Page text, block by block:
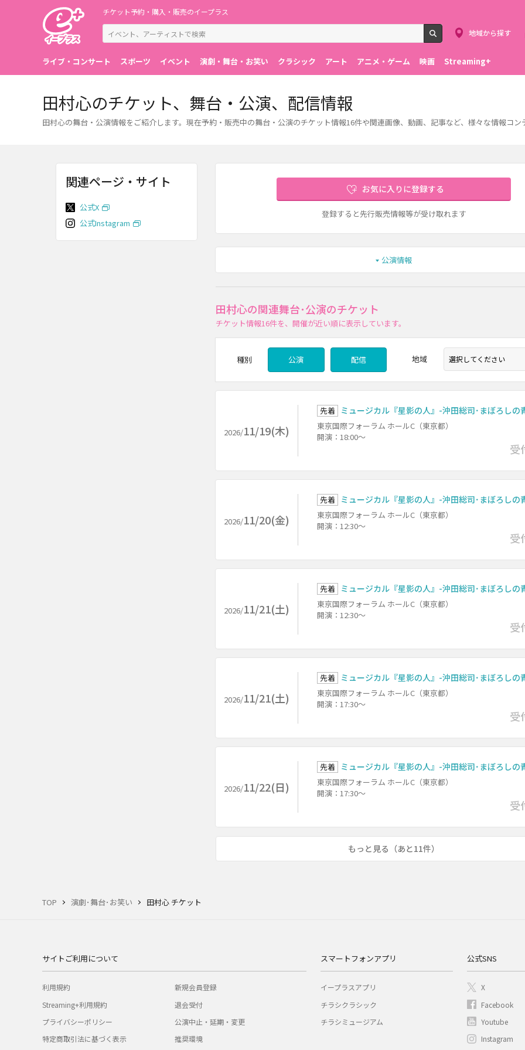
チケット予約・購入・販売のイープラス
検索
地域から探す
ライブ・コンサート スポーツ イベント 演劇・舞台・お笑い クラシック アート アニメ・ゲーム 映画 Streaming+
TOP 演劇･舞台･お笑い 田村心 チケット
田村心のチケット、舞台・公演、配信情報
田村心の舞台・公演情報をご紹介します。現在予約・販売中の舞台・公演のチケット情報16件や関連画像、動画、記事など、様々な情報コン
お気に入りに登録する
登録すると先行販売情報等が受け取れます
公演情報
田村心の関連舞台･公演のチケット
チケット情報16件を、開催が近い順に表示しています。
種別 公演 配信 地域
2026/11/19(木)
先着 ミュージカル『星影の人』-沖田総司･まぼろしの
東京国際フォーラム ホールC（東京都）
開演：18:00～
受
2026/11/20(金)
先着 ミュージカル『星影の人』-沖田総司･まぼろしの
東京国際フォーラム ホールC（東京都）
開演：12:30～
受
2026/11/21(土)
先着 ミュージカル『星影の人』-沖田総司･まぼろしの
東京国際フォーラム ホールC（東京都）
開演：12:30～
受
2026/11/21(土)
先着 ミュージカル『星影の人』-沖田総司･まぼろしの
東京国際フォーラム ホールC（東京都）
開演：17:30～
受
2026/11/22(日)
先着 ミュージカル『星影の人』-沖田総司･まぼろしの
東京国際フォーラム ホールC（東京都）
開演：17:30～
受
もっと見る（あと11件）
関連ページ・サイト
公式X
公式Instagram
サイトご利用について
利用規約
Streaming+利用規約
プライバシーポリシー
特定商取引法に基づく表示
新規会員登録
退会受付
公演中止・延期・変更
推奨環境
スマートフォンアプリ
イープラスアプリ
チラシクラシック
チラシミュージアム
公式SNS
X
Facebook
Youtube
Instagram